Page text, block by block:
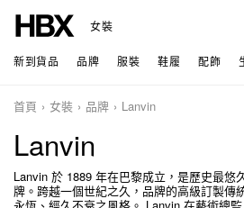
女裝
新到貨品 品牌 服裝 鞋履 配飾
首頁 女裝 品牌 Lanvin
Lanvin
Lanvin 於 1889 年在巴黎成立，是歷史最悠
牌。跨越一個世紀之久，品牌的高級訂製傳